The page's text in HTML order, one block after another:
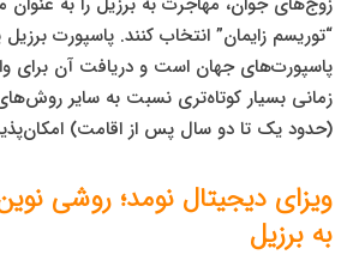
“توریسم زایمان” انتخاب کنند. پاسپورت
پاسپورت‌های جهان است و دریافت آن برای
زمانی بسیار کوتاه‌تری نسبت به سایر
(حدود یک تا دو سال پس از اقامت)
ویزای دیجیتال نومد؛ روشی
به برزیل